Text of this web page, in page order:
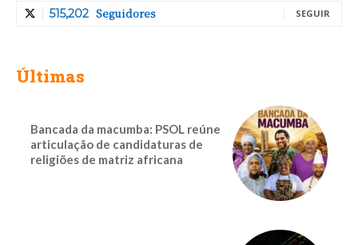
515,202 Seguidores SEGUIR
Últimas
Bancada da macumba: PSOL reúne
articulação de candidaturas de
religiões de matriz africana